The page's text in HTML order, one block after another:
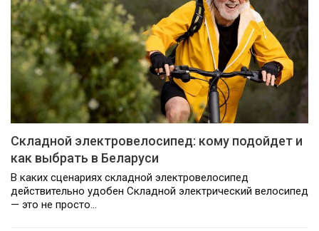
Складной электровелосипед: кому подойдет и
как выбрать в Беларуси
В каких сценариях складной электровелосипед
действительно удобен Складной электрический велосипед
— это не просто…